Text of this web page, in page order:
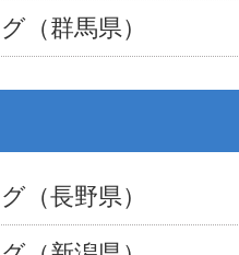
（群馬県）
（長野県）